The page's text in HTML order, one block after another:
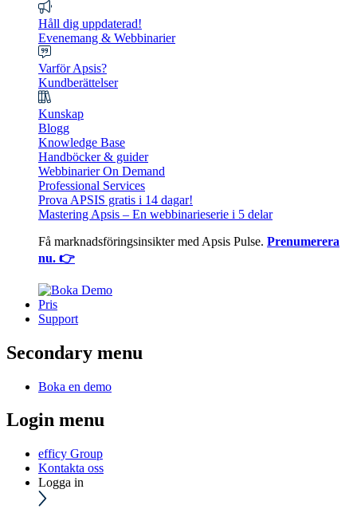
Håll dig uppdaterad!
Evenemang & Webbinarier
Varför Apsis?
Kundberättelser
Kunskap
Blogg
Knowledge Base
Handböcker & guider
Webbinarier On Demand
Professional Services
Prova APSIS gratis i 14 dagar!
Mastering Apsis – En webbinarieserie i 5 delar
Få marknadsföringsinsikter med Apsis Pulse. Prenumerera
nu. 👉
Pris
Support
Secondary menu
Boka en demo
Login menu
efficy Group
Kontakta oss
Logga in